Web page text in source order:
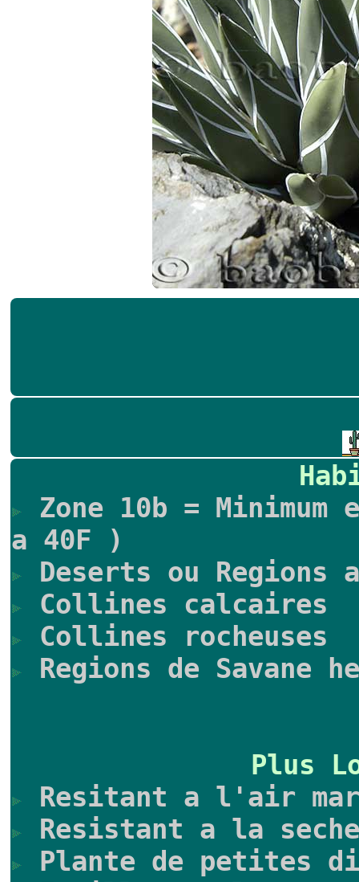
Zone 10b =
a 40F )
Deserts ou Regions
Collines calcaires
Collines rocheuses
Regions de Savane
Plus
Resitant a l'air
Resistant a la
Plante de petites